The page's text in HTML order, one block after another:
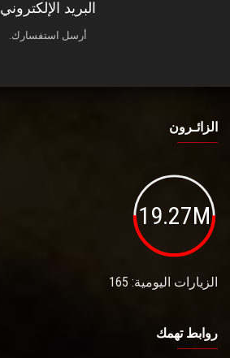
البريد الإلكتروني
أرسل استفسارك.
الزائـرون
19.27M
الزيارات اليومية: 165
روابط تهمك